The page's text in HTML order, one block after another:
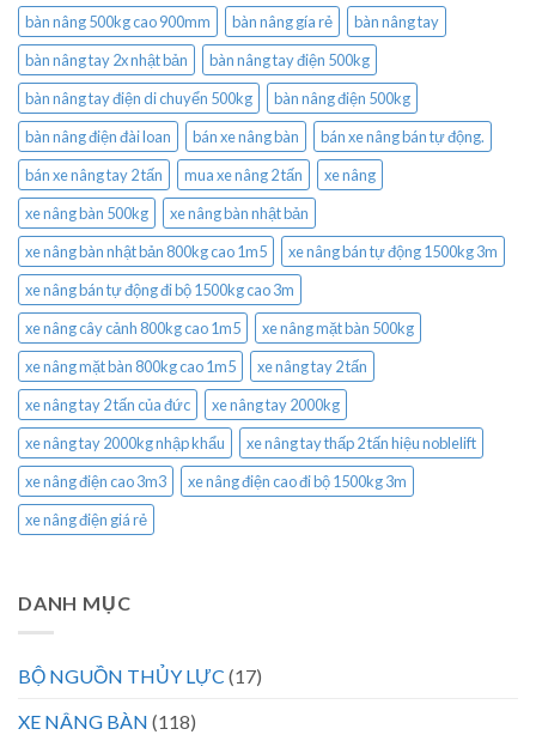
bàn nâng 500kg cao 900mm bàn nâng gía rẻ
bàn nâng tay
bàn nâng tay 2x nhật bản
bàn nâng tay điện 500kg
bàn nâng tay điện di chuyển 500kg
bàn nâng điện 500kg
bàn nâng điện đài loan
bán xe nâng bàn
bán xe nâng bán tự động.
bán xe nâng tay 2 tấn
mua xe nâng 2 tấn
xe nâng
xe nâng bàn 500kg
xe nâng bàn nhật bản
xe nâng bàn nhật bản 800kg cao 1m5
xe nâng bán tự động 1500kg 3m
xe nâng bán tự động đi bộ 1500kg cao 3m
xe nâng cây cảnh 800kg cao 1m5
xe nâng mặt bàn 500kg
xe nâng mặt bàn 800kg cao 1m5
xe nâng tay 2 tấn
xe nâng tay 2 tấn của đức
xe nâng tay 2000kg
xe nâng tay 2000kg nhập khẩu
xe nâng tay thấp 2 tấn hiệu noblelift
xe nâng điện cao 3m3
xe nâng điện cao đi bộ 1500kg 3m
xe nâng điện giá rẻ
DANH MỤC
BỘ NGUỒN THỦY LỰC (17)
XE NÂNG BÀN (118)